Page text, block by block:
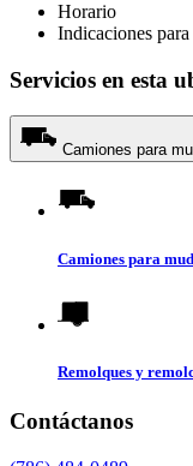
Horario
Indicaciones
Servicios en esta
Camiones para
Camiones para
Remolques y
Contáctanos